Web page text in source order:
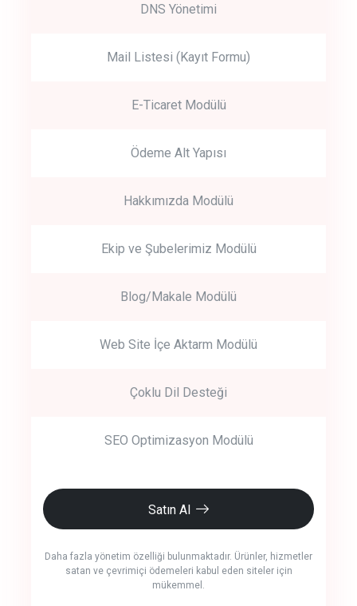
DNS Yönetimi
Mail Listesi (Kayıt Formu)
E-Ticaret Modülü
Ödeme Alt Yapısı
Hakkımızda Modülü
Ekip ve Şubelerimiz Modülü
Blog/Makale Modülü
Web Site İçe Aktarm Modülü
Çoklu Dil Desteği
SEO Optimizasyon Modülü
Satın Al
Daha fazla yönetim özelliği bulunmaktadır. Ürünler, hizmetler
satan ve çevrimiçi ödemeleri kabul eden siteler için
mükemmel.